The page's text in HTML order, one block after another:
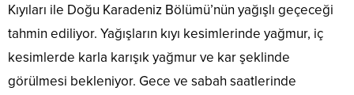
Kıyıları ile Doğu Karadeniz Bölümü’nün yağışlı geçeceği
tahmin ediliyor. Yağışların kıyı kesimlerinde yağmur, iç
kesimlerde karla karışık yağmur ve kar şeklinde
görülmesi bekleniyor. Gece ve sabah saatlerinde